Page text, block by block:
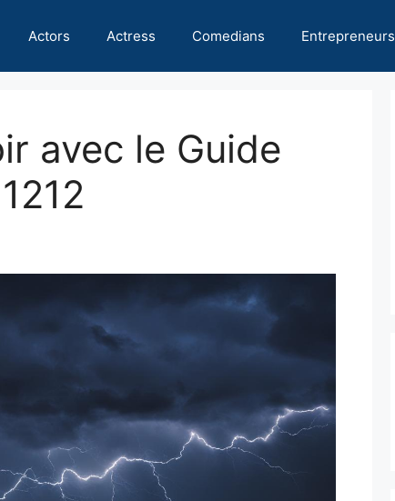
Actors Actress Comedians Entrepreneurs
avec le Guide